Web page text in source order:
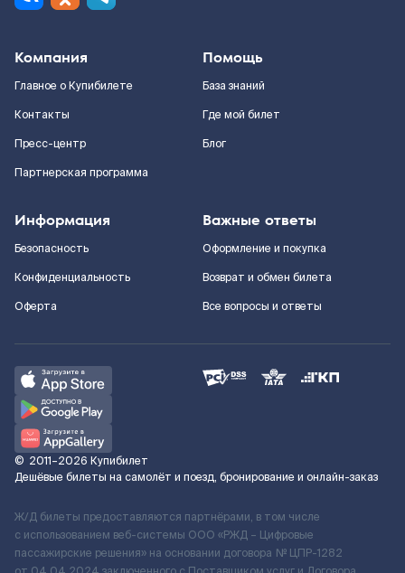
Компания
Главное о Купибилете
Контакты
Пресс-центр
Партнерская программа
Помощь
База знаний
Где мой билет
Блог
Информация
Безопасность
Конфиденциальность
Оферта
Важные ответы
Оформление и покупка
Возврат и обмен билета
Все вопросы и ответы
© 2011–2026 Купибилет
Дешёвые билеты на самолёт и поезд, бронирование и онлайн-заказ
Ж/Д билеты предоставляются партнёрами, в том числе
с использованием веб-системы ООО «РЖД – Цифровые
пассажирские решения» на основании договора № ЦПР-1282